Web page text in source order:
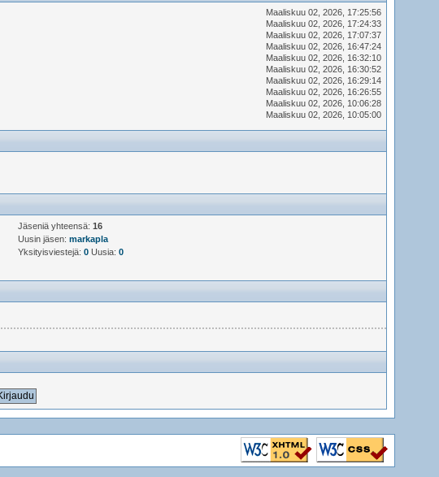
Maaliskuu 02, 2026, 17:25:56
Maaliskuu 02, 2026, 17:24:33
Maaliskuu 02, 2026, 17:07:37
Maaliskuu 02, 2026, 16:47:24
Maaliskuu 02, 2026, 16:32:10
Maaliskuu 02, 2026, 16:30:52
Maaliskuu 02, 2026, 16:29:14
Maaliskuu 02, 2026, 16:26:55
Maaliskuu 02, 2026, 10:06:28
Maaliskuu 02, 2026, 10:05:00
Jäseniä yhteensä:16
Uusin jäsen:markapla
Yksityisviestejä:0 Uusia:0